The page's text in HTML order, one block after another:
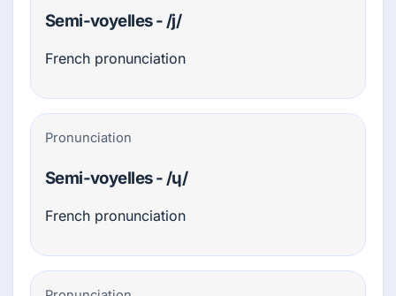
Semi-voyelles - /j/
French pronunciation
Pronunciation
Semi-voyelles - /ɥ/
French pronunciation